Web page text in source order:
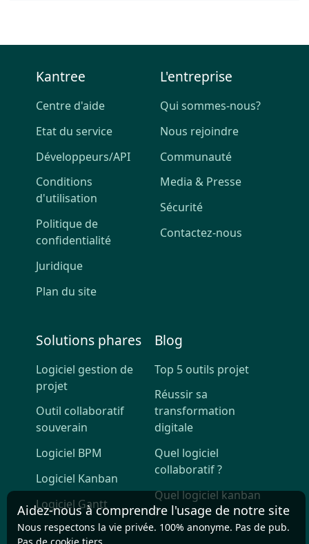
Kantree
Centre d'aide
Etat du service
Développeurs/API
Conditions
d'utilisation
Politique de
confidentialité
Juridique
Plan du site
L'entreprise
Qui sommes-nous?
Nous rejoindre
Communauté
Media & Presse
Sécurité
Contactez-nous
Solutions phares
Logiciel gestion de
projet
Outil collaboratif
souverain
Logiciel BPM
Logiciel Kanban
Logiciel Gantt
Blog
Top 5 outils projet
Réussir sa
transformation
digitale
Quel logiciel
collaboratif ?
Quel logiciel kanban
?
Aidez-nous à comprendre l'usage de notre site
Nous respectons la vie privée. 100% anonyme. Pas de pub.